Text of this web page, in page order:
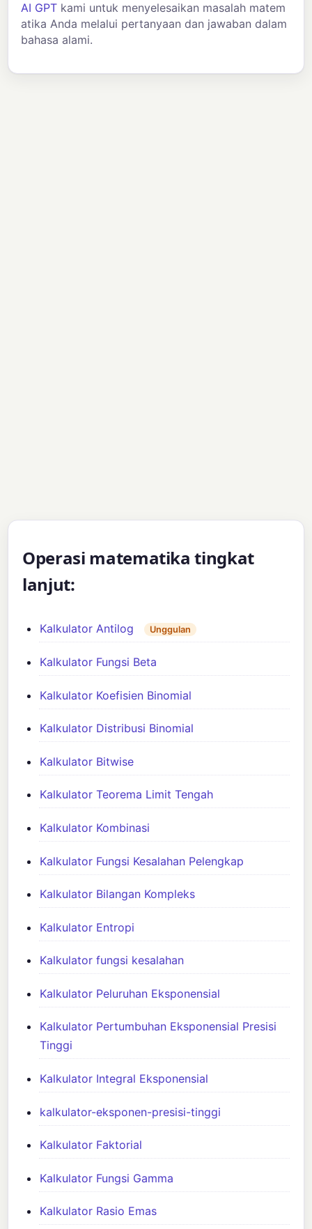
AI GPT kami untuk menyelesaikan masalah matem
atika Anda melalui pertanyaan dan jawaban dalam
bahasa alami.
Operasi matematika tingkat
lanjut:
Kalkulator Antilog Unggulan
Kalkulator Fungsi Beta
Kalkulator Koefisien Binomial
Kalkulator Distribusi Binomial
Kalkulator Bitwise
Kalkulator Teorema Limit Tengah
Kalkulator Kombinasi
Kalkulator Fungsi Kesalahan Pelengkap
Kalkulator Bilangan Kompleks
Kalkulator Entropi
Kalkulator fungsi kesalahan
Kalkulator Peluruhan Eksponensial
Kalkulator Pertumbuhan Eksponensial Presisi
Tinggi
Kalkulator Integral Eksponensial
kalkulator-eksponen-presisi-tinggi
Kalkulator Faktorial
Kalkulator Fungsi Gamma
Kalkulator Rasio Emas